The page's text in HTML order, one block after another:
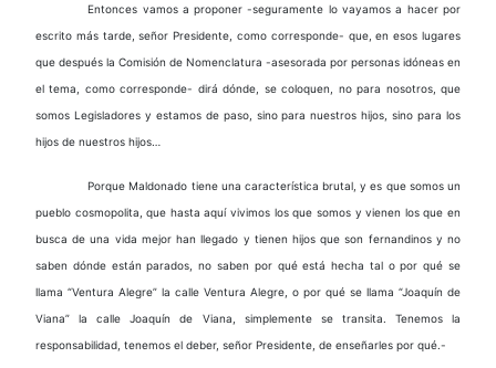
Entonces vamos a proponer -seguramente lo vayamos a hacer por
escrito más tarde, señor Presidente, como corresponde- que, en esos lugares
que después la Comisión de Nomenclatura -asesorada por personas idóneas en
el tema, como corresponde- dirá dónde, se coloquen, no para nosotros, que
somos Legisladores y estamos de paso, sino para nuestros hijos, sino para los
hijos de nuestros hijos…
Porque Maldonado tiene una característica brutal, y es que somos un
pueblo cosmopolita, que hasta aquí vivimos los que somos y vienen los que en
busca de una vida mejor han llegado y tienen hijos que son fernandinos y no
saben dónde están parados, no saben por qué está hecha tal o por qué se
llama “Ventura Alegre” la calle Ventura Alegre, o por qué se llama “Joaquín de
Viana” la calle Joaquín de Viana, simplemente se transita. Tenemos la
responsabilidad, tenemos el deber, señor Presidente, de enseñarles por qué.-